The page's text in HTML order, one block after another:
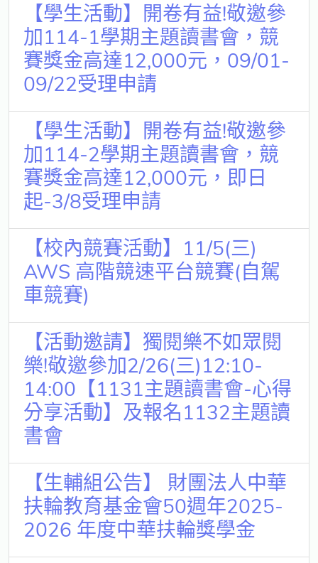
【學生活動】開卷有益!敬邀參
加114-1學期主題讀書會，競
賽獎金高達12,000元，09/01-
09/22受理申請
【學生活動】開卷有益!敬邀參
加114-2學期主題讀書會，競
賽獎金高達12,000元，即日
起-3/8受理申請
【校內競賽活動】11/5(三)
AWS 高階競速平台競賽(自駕
車競賽)
【活動邀請】獨閱樂不如眾閱
樂!敬邀參加2/26(三)12:10-
14:00【1131主題讀書會-心得
分享活動】及報名1132主題讀
書會
【生輔組公告】 財團法人中華
扶輪教育基金會50週年2025-
2026 年度中華扶輪獎學金